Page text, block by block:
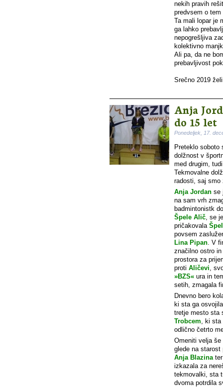
nekih pravih
predvsem o
Ta mali lopar
ga lahko
nepogrešljiva
kolektivno
Ali pa, da ne
prebavljivost
Srečno 2019
Anja
do 15 let
Ponedeljek, 17.
Preteklo
dolžnost v
med drugim,
Tekmovalne
radosti, saj smo
Anja Jordan se
na sam vrh
badmintonistk
Špele Alič, se
pričakovala
povsem
Lina Pipan. V
značilno ostro
prostora za
proti Aličevi,
»BZS« ura in
setih, zmagala
Dnevno bero
ki sta ga
tretje mesto sta
Trobcem, ki sta
odlično četrto
Omeniti velja
glede na
Anja Blazina
izkazala za
tekmovalki, sta
dvoma potrdila